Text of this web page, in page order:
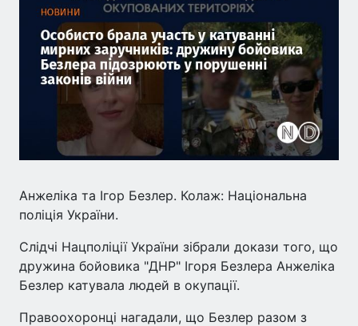
Анжеліка та Ігор Безлер. Колаж: Національна
поліція України.
Слідчі Нацполіції України зібрали докази того, що
дружина бойовика "ДНР" Ігоря Безлера Анжеліка
Безлер катувала людей в окупації.
Правоохоронці нагадали, що Безлер разом з